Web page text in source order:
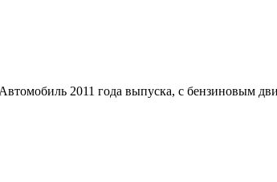
2011 года выпуска, с бензиновым